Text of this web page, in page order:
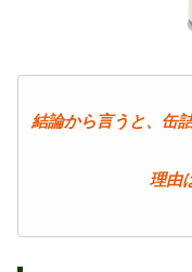
結論から言うと、缶
理由